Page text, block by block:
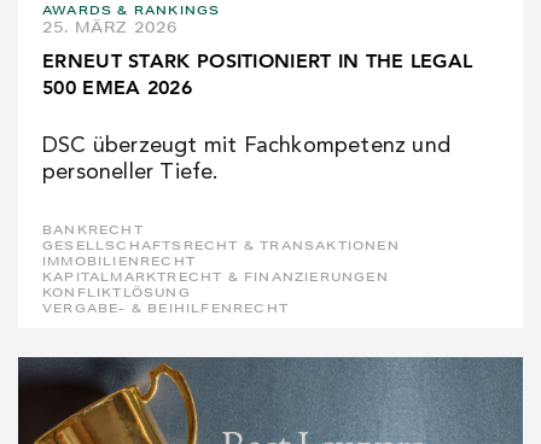
AWARDS & RANKINGS
25. MÄRZ 2026
ERNEUT STARK POSITIONIERT IN THE LEGAL
500 EMEA 2026
DSC überzeugt mit Fachkompetenz und
personeller Tiefe.
BANKRECHT
GESELLSCHAFTSRECHT & TRANSAKTIONEN
IMMOBILIENRECHT
KAPITALMARKTRECHT & FINANZIERUNGEN
KONFLIKTLÖSUNG
VERGABE- & BEIHILFENRECHT